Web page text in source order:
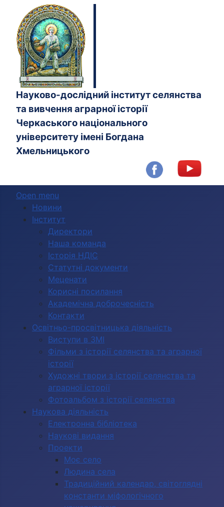
Науково-дослідний інститут селянства
та вивчення аграрної історії
Черкаського національного
університету імені Богдана
Хмельницького
Open menu
Новини
Інститут
Директори
Наша команда
Історія НДІС
Статутні документи
Меценати
Корисні посилання
Академічна доброчесність
Контакти
Освітньо-просвітницька діяльність
Виступи в ЗМІ
Фільми з історії селянства та аграрної
історії
Художні твори з історії селянства та
аграрної історії
Фотоальбом з історії селянства
Наукова діяльність
Електронна бібліотека
Наукові видання
Проекти
Моє село
Людина села
Традиційний календар, світоглядні
константи міфологічного